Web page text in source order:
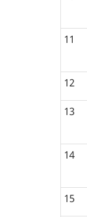
o
:
11
12
13
14
15